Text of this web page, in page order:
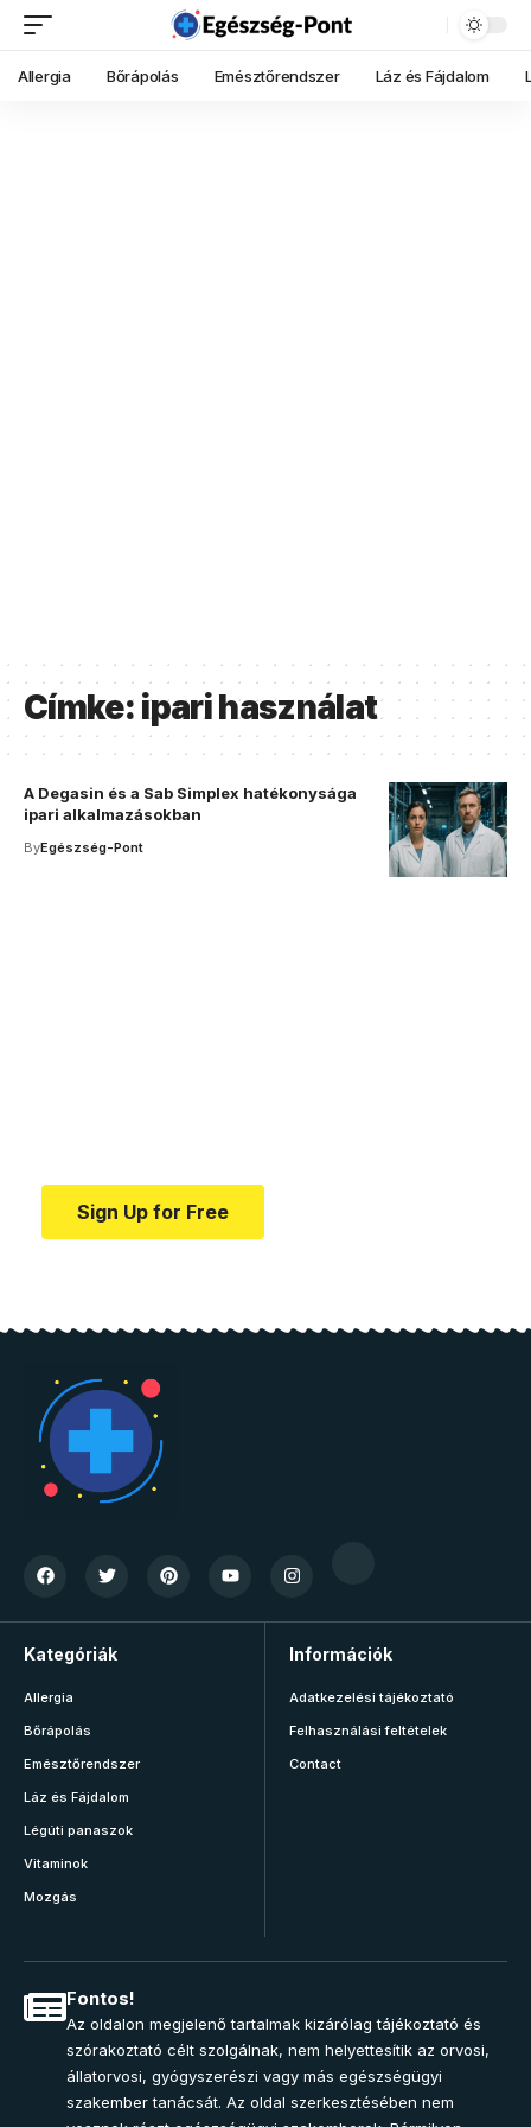
Allergia Bőrápolás Emésztőrendszer Láz és Fájdalom
Címke: ipari használat
A Degasin és a Sab Simplex hatékonysága
ipari alkalmazásokban
ByEgészség-Pont
Sign Up for Free
Kategóriák
Allergia
Bőrápolás
Emésztőrendszer
Láz és Fájdalom
Légúti panaszok
Vitaminok
Mozgás
Információk
Adatkezelési tájékoztató
Felhasználási feltételek
Contact
Fontos!
Az oldalon megjelenő tartalmak kizárólag tájékoztató és
szórakoztató célt szolgálnak, nem helyettesítik az orvosi,
állatorvosi, gyógyszerészi vagy más egészségügyi
szakember tanácsát. Az oldal szerkesztésében nem